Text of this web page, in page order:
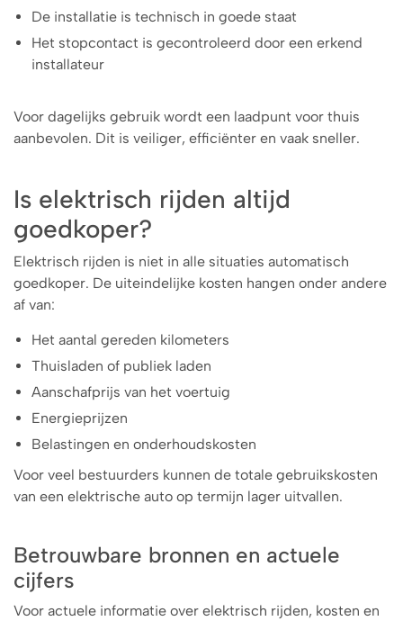
De installatie is technisch in goede staat
Het stopcontact is gecontroleerd door een erkend
installateur
Voor dagelijks gebruik wordt een laadpunt voor thuis
aanbevolen. Dit is veiliger, efficiënter en vaak sneller.
Is elektrisch rijden altijd
goedkoper?
Elektrisch rijden is niet in alle situaties automatisch
goedkoper. De uiteindelijke kosten hangen onder andere
af van:
Het aantal gereden kilometers
Thuisladen of publiek laden
Aanschafprijs van het voertuig
Energieprijzen
Belastingen en onderhoudskosten
Voor veel bestuurders kunnen de totale gebruikskosten
van een elektrische auto op termijn lager uitvallen.
Betrouwbare bronnen en actuele
cijfers
Voor actuele informatie over elektrisch rijden, kosten en